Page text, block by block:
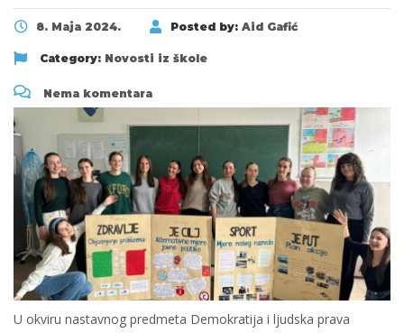
8. Maja 2024. Posted by: Aid Gafić
Category: Novosti iz škole
Nema komentara
U okviru nastavnog predmeta Demokratija i ljudska prava